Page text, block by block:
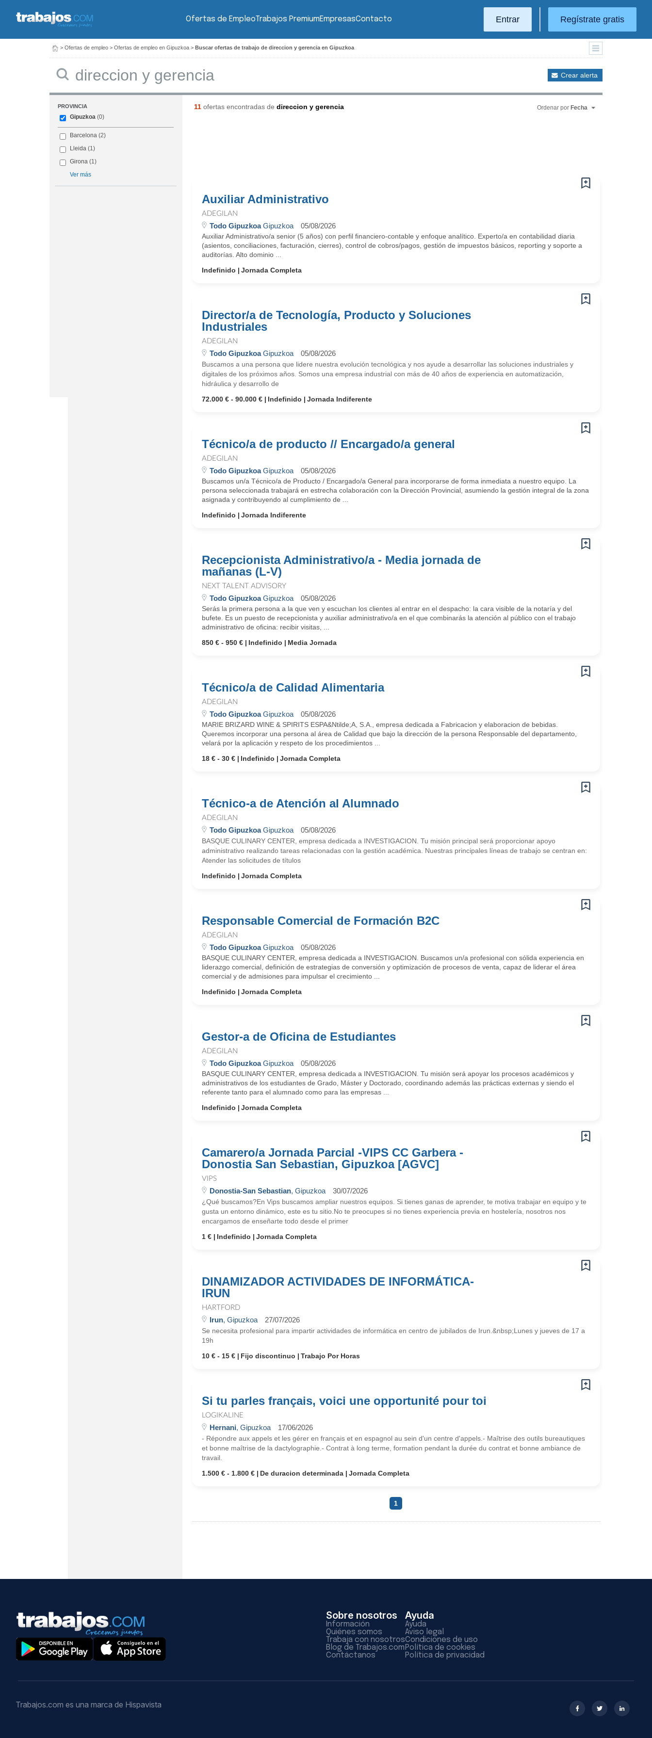
Ofertas de EmpleoTrabajos PremiumEmpresasContacto Entrar Regístrate gratis
> Ofertas de empleo > Ofertas de empleo en Gipuzkoa > Buscar ofertas de trabajo de direccion y gerencia en Gipuzkoa
Crear alerta
PROVINCIA
Gipuzkoa (0)
Barcelona (2)
Lleida (1)
Girona (1)
Ver más
11ofertas encontradas de direccion y gerencia Ordenar por Fecha
Auxiliar Administrativo
ADEGILAN
Todo GipuzkoaGipuzkoa 05/08/2026
Auxiliar Administrativo/a senior (5 años) con perfil financiero-contable y enfoque analítico. Experto/a en contabilidad diaria
(asientos, conciliaciones, facturación, cierres), control de cobros/pagos, gestión de impuestos básicos, reporting y soporte a
auditorías. Alto dominio ...
Indefinido
Jornada Completa
Director/a de Tecnología, Producto y Soluciones
Industriales
ADEGILAN
Todo GipuzkoaGipuzkoa 05/08/2026
Buscamos a una persona que lidere nuestra evolución tecnológica y nos ayude a desarrollar las soluciones industriales y
digitales de los próximos años. Somos una empresa industrial con más de 40 años de experiencia en automatización,
hidráulica y desarrollo de
72.000 € - 90.000 €
Indefinido Jornada Indiferente
Técnico/a de producto // Encargado/a general
ADEGILAN
Todo GipuzkoaGipuzkoa 05/08/2026
Buscamos un/a Técnico/a de Producto / Encargado/a General para incorporarse de forma inmediata a nuestro equipo. La
persona seleccionada trabajará en estrecha colaboración con la Dirección Provincial, asumiendo la gestión integral de la zona
asignada y contribuyendo al cumplimiento de ...
Indefinido
Jornada Indiferente
Recepcionista Administrativo/a - Media jornada de
mañanas (L-V)
NEXT TALENT ADVISORY
Todo GipuzkoaGipuzkoa 05/08/2026
Serás la primera persona a la que ven y escuchan los clientes al entrar en el despacho: la cara visible de la notaría y del
bufete. Es un puesto de recepcionista y auxiliar administrativo/a en el que combinarás la atención al público con el trabajo
administrativo de oficina: recibir visitas, ...
850 € - 950 €
Indefinido Media Jornada
Técnico/a de Calidad Alimentaria
ADEGILAN
Todo GipuzkoaGipuzkoa 05/08/2026
MARIE BRIZARD WINE & SPIRITS ESPA&Ntilde;A, S.A., empresa dedicada a Fabricacion y elaboracion de bebidas.
Queremos incorporar una persona al área de Calidad que bajo la dirección de la persona Responsable del departamento,
velará por la aplicación y respeto de los procedimientos ...
18 € - 30 €
Indefinido Jornada Completa
Técnico-a de Atención al Alumnado
ADEGILAN
Todo GipuzkoaGipuzkoa 05/08/2026
BASQUE CULINARY CENTER, empresa dedicada a INVESTIGACION. Tu misión principal será proporcionar apoyo
administrativo realizando tareas relacionadas con la gestión académica. Nuestras principales líneas de trabajo se centran en:
Atender las solicitudes de títulos
Indefinido
Jornada Completa
Responsable Comercial de Formación B2C
ADEGILAN
Todo GipuzkoaGipuzkoa 05/08/2026
BASQUE CULINARY CENTER, empresa dedicada a INVESTIGACION. Buscamos un/a profesional con sólida experiencia en
liderazgo comercial, definición de estrategias de conversión y optimización de procesos de venta, capaz de liderar el área
comercial y de admisiones para impulsar el crecimiento ...
Indefinido
Jornada Completa
Gestor-a de Oficina de Estudiantes
ADEGILAN
Todo GipuzkoaGipuzkoa 05/08/2026
BASQUE CULINARY CENTER, empresa dedicada a INVESTIGACION. Tu misión será apoyar los procesos académicos y
administrativos de los estudiantes de Grado, Máster y Doctorado, coordinando además las prácticas externas y siendo el
referente tanto para el alumnado como para las empresas ...
Indefinido
Jornada Completa
Camarero/a Jornada Parcial -VIPS CC Garbera -
Donostia San Sebastian, Gipuzkoa [AGVC]
VIPS
Donostia-San Sebastian, Gipuzkoa 30/07/2026
¿Qué buscamos?En Vips buscamos ampliar nuestros equipos. Si tienes ganas de aprender, te motiva trabajar en equipo y te
gusta un entorno dinámico, este es tu sitio.No te preocupes si no tienes experiencia previa en hostelería, nosotros nos
encargamos de enseñarte todo desde el primer
1 €
Indefinido Jornada Completa
DINAMIZADOR ACTIVIDADES DE INFORMÁTICA-
IRUN
HARTFORD
Irun, Gipuzkoa 27/07/2026
Se necesita profesional para impartir actividades de informática en centro de jubilados de Irun.&nbsp;Lunes y jueves de 17 a
19h
10 € - 15 €
Fijo discontinuo Trabajo Por Horas
Si tu parles français, voici une opportunité pour toi
LOGIKALINE
Hernani, Gipuzkoa 17/06/2026
- Répondre aux appels et les gérer en français et en espagnol au sein d'un centre d'appels.- Maîtrise des outils bureautiques
et bonne maîtrise de la dactylographie.- Contrat à long terme, formation pendant la durée du contrat et bonne ambiance de
travail.
1.500 € - 1.800 €
De duracion determinada Jornada Completa
1
Sobre nosotros
Información
Quiénes somos
Trabaja con nosotros
Blog de Trabajos.com
Contáctanos
Ayuda
Ayuda
Aviso legal
Condiciones de uso
Política de cookies
Política de privacidad
Trabajos.com es una marca de Hispavista